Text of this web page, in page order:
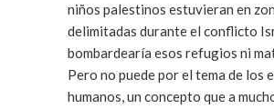
niños palestinos estuvieran en
delimitadas durante el conflicto
bombardearía esos refugios ni
Pero no puede por el tema de los
humanos, un concepto que a